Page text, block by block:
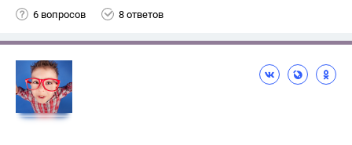
6 вопросов 8 ответов